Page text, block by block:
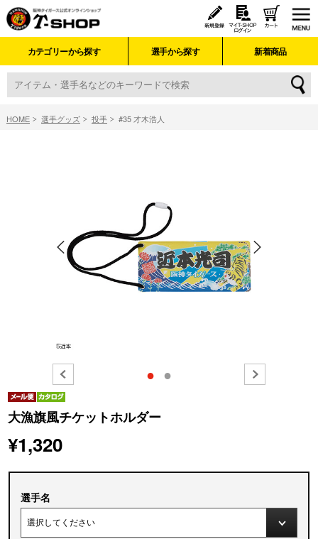
カテゴリーから探す 選手から探す 新着商品
HOME 選手グッズ 投手 #35 才木浩人
● ●
大漁旗風チケットホルダー
¥1,320
選手名